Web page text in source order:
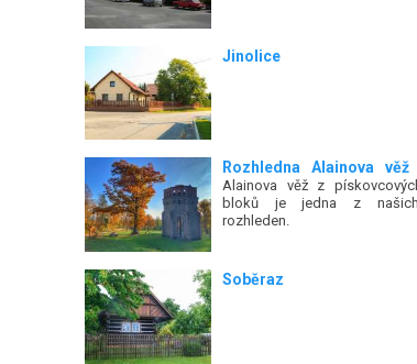
Jinolice
Rozhledna Alainova věž
Alainova věž z
bloků je jedna z našich
rozhleden.
Soběraz